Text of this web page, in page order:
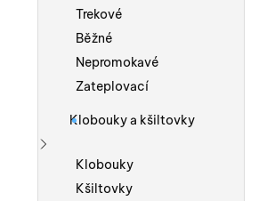
Zobrazit více
Trekové
Běžné
Nepromokavé
Zateplovací
Klobouky a kšiltovky
Zobrazit více
Klobouky
Kšiltovky